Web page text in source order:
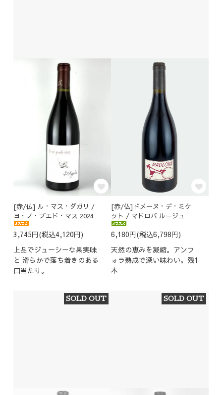
[赤/仏] ル・マス・ダガリ /
ヨ・ノ・プエド・マス 2024
3,745円(税込4,120円)
上品でジューシーな果実味
と 滑らかで落ち着きのある
口当たり。
[赤/仏]ドメーヌ・デ・ミケ
ット / マドロバ ルージュ
6,180円(税込6,798円)
天然の恵みを凝縮。アンフ
ォラ熟成で深い味わい。残1
本
SOLD OUT SOLD OUT